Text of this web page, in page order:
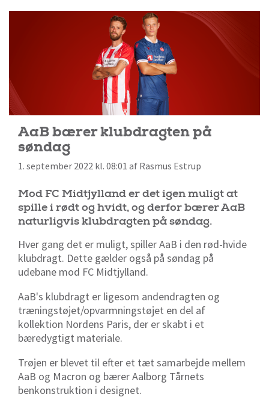
AaB bærer klubdragten på
søndag
1. september 2022 kl. 08:01 af Rasmus Estrup
Mod FC Midtjylland er det igen muligt at
spille i rødt og hvidt, og derfor bærer AaB
naturligvis klubdragten på søndag.
Hver gang det er muligt, spiller AaB i den rød-hvide
klubdragt. Dette gælder også på søndag på
udebane mod FC Midtjylland.
AaB's klubdragt er ligesom andendragten og
træningstøjet/opvarmningstøjet en del af
kollektion Nordens Paris, der er skabt i et
bæredygtigt materiale.
Trøjen er blevet til efter et tæt samarbejde mellem
AaB og Macron og bærer Aalborg Tårnets
benkonstruktion i designet.